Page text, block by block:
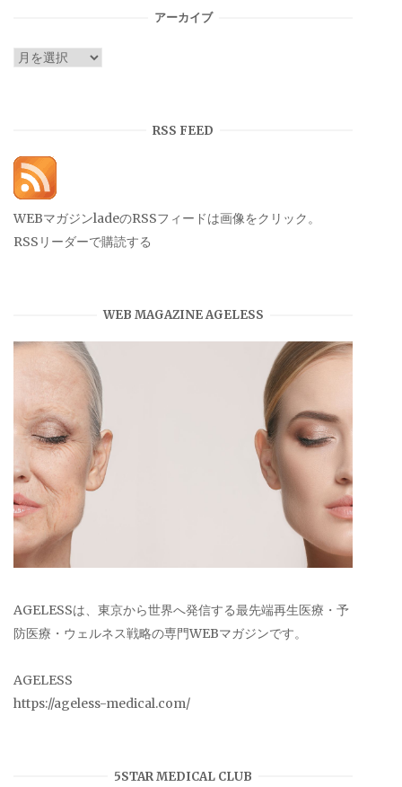
アーカイブ
ア
RSS FEED
WEBマガジンladeのRSSフィードは画像をクリック。
RSSリーダーで購読する
WEB MAGAZINE AGELESS
AGELESSは、東京から世界へ発信する最先端再生医療・予
防医療・ウェルネス戦略の専門WEBマガジンです。
AGELESS
https://ageless-medical.com/
5STAR MEDICAL CLUB